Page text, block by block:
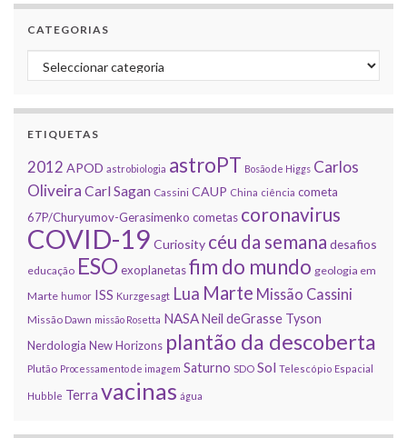
CATEGORIAS
Categorias
ETIQUETAS
2012 APOD astrobiologia astroPT Bosão de Higgs Carlos
Oliveira Carl Sagan Cassini CAUP China ciência cometa
67P/Churyumov-Gerasimenko cometas coronavirus
COVID-19 Curiosity céu da semana desafios
educação ESOexoplanetasfim do mundo geologia em
Marte humor ISS Kurzgesagt Lua Marte Missão Cassini
Missão Dawn missão Rosetta NASANeil deGrasse Tyson
Nerdologia New Horizons plantão da descoberta
Plutão Processamento de imagem Saturno SDO Sol Telescópio Espacial
Hubble Terra vacinas água